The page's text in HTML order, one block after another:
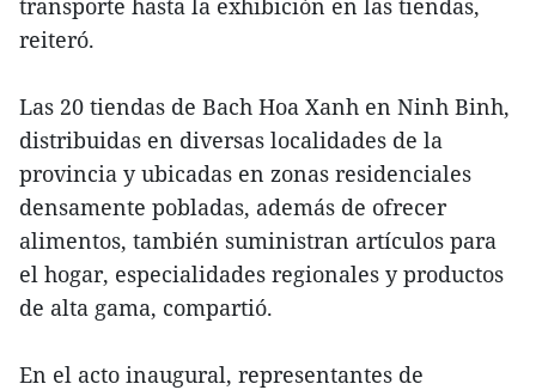
transporte hasta la exhibición en las tiendas,
reiteró.
Las 20 tiendas de Bach Hoa Xanh en Ninh Binh,
distribuidas en diversas localidades de la
provincia y ubicadas en zonas residenciales
densamente pobladas, además de ofrecer
alimentos, también suministran artículos para
el hogar, especialidades regionales y productos
de alta gama, compartió.
En el acto inaugural, representantes de